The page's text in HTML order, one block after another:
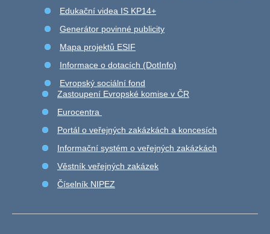
Edukační videa IS KP14+
Generátor povinné publicity
Mapa projektů ESIF
Informace o dotacích (DotInfo)
Evropský sociální fond
Zastoupení Evropské komise v ČR
Eurocentra
Portál o veřejných zakázkách a koncesích
Informační systém o veřejných zakázkách
Věstník veřejných zakázek
Číselník NIPEZ